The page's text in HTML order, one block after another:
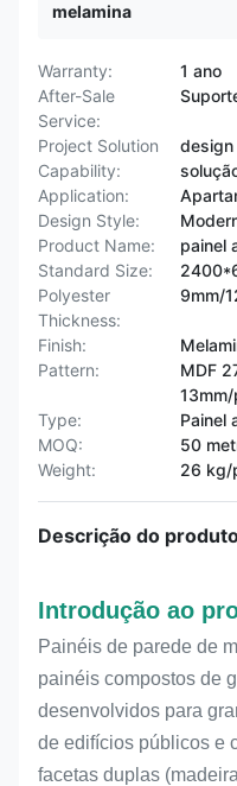
melamina
Warranty:
1 ano
After-Sale
Service:
Project Solution
Capability:
design
Application:
Design Style:
Product Name:
painel
Standard Size:
Polyester
Thickness:
9mm/
Finish:
Pattern:
MDF
Type:
Painel
MOQ:
50
Weight:
26 kg/
Descrição do
Introdução ao
Painéis de parede de
painéis compostos de
desenvolvidos para
de edifícios públicos e
facetas duplas